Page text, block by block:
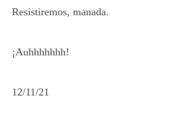
Resistiremos, manada.
¡Auhhhhhhh!
12/11/21